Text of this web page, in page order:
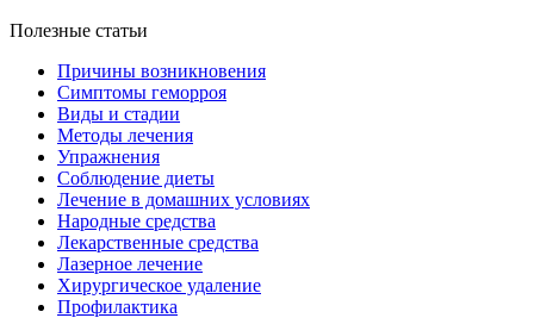
Полезные статьи
Причины возникновения
Симптомы геморроя
Виды и стадии
Методы лечения
Упражнения
Соблюдение диеты
Лечение в домашних условиях
Народные средства
Лекарственные средства
Лазерное лечение
Хирургическое удаление
Профилактика